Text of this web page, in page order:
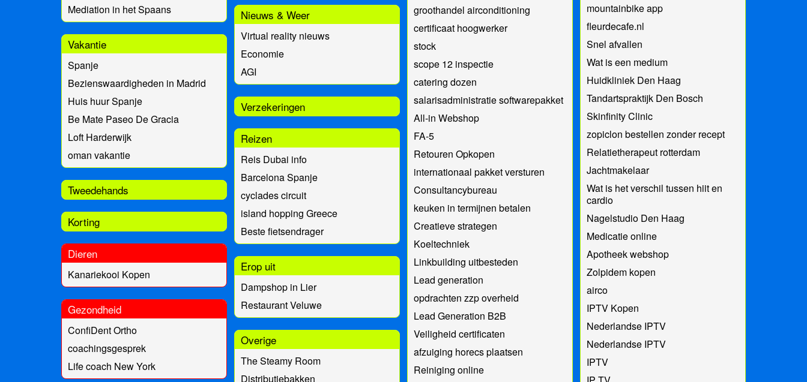
Mediation in het Spaans
Vakantie
Spanje
Bezienswaardigheden in Madrid
Huis huur Spanje
Be Mate Paseo De Gracia
Loft Harderwijk
oman vakantie
Tweedehands
Korting
Dieren
Kanariekooi Kopen
Gezondheid
ConfiDent Ortho
coachingsgesprek
Life coach New York
Nieuws & Weer
Virtual reality nieuws
Economie
AGI
Verzekeringen
Reizen
Reis Dubai info
Barcelona Spanje
cyclades circuit
island hopping Greece
Beste fietsendrager
Erop uit
Dampshop in Lier
Restaurant Veluwe
Overige
The Steamy Room
Distributiebakken
groothandel airconditioning
certificaat hoogwerker
stock
scope 12 inspectie
catering dozen
salarisadministratie softwarepakket
All-in Webshop
FA-5
Retouren Opkopen
internationaal pakket versturen
Consultancybureau
keuken in termijnen betalen
Creatieve strategen
Koeltechniek
Linkbuilding uitbesteden
Lead generation
opdrachten zzp overheid
Lead Generation B2B
Veiligheid certificaten
afzuiging horecs plaatsen
Reiniging online
mountainbike app
fleurdecafe.nl
Snel afvallen
Wat is een medium
Huidkliniek Den Haag
Tandartspraktijk Den Bosch
Skinfinity Clinic
zopiclon bestellen zonder recept
Relatietherapeut rotterdam
Jachtmakelaar
Wat is het verschil tussen hiit en
cardio
Nagelstudio Den Haag
Medicatie online
Apotheek webshop
Zolpidem kopen
airco
IPTV Kopen
Nederlandse IPTV
Nederlandse IPTV
IPTV